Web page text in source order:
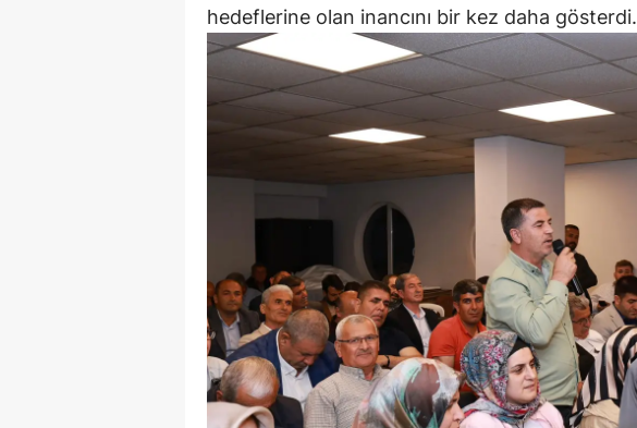
hedeflerine olan inancını bir kez daha gösterdi.